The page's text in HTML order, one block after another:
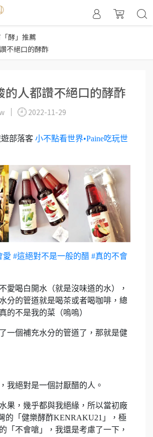
酵」推薦
不絕口的酵酢
的人都讚不絕口的酵酢
2022-11-29
部落客 小不點看世界•Paine吃玩世
愛 #這絕對不是一般的醋 #真的不會
愛喝白開水（就是沒味道的水），
分的管道就是喝茶或者喝咖啡，總
的不是我的菜（嗚嗚）
一個補充水分的管道了，那就是健
我絕對是一個討厭醋的人。
果，幾乎都與我絕緣，所以當初廠
的「健樂酵酢KENRAKU21」，極
「不會嗆」，我還是考慮了一下，